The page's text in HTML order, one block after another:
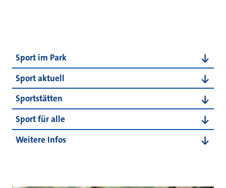
Sport im Park
Sport aktuell
Sportstätten
Sport für alle
Weitere Infos